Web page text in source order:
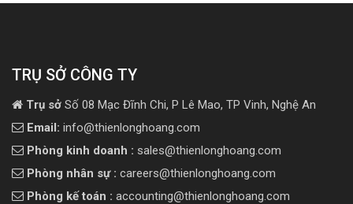
TRỤ SỞ CÔNG TY
Trụ sở Số 08 Mạc Đĩnh Chi, P Lê Mao, TP Vinh, Nghệ An
Email: info@thienlonghoang.com
Phòng kinh doanh : sales@thienlonghoang.com
Phòng nhân sự : careers@thienlonghoang.com
Phòng kế toán : accounting@thienlonghoang.com